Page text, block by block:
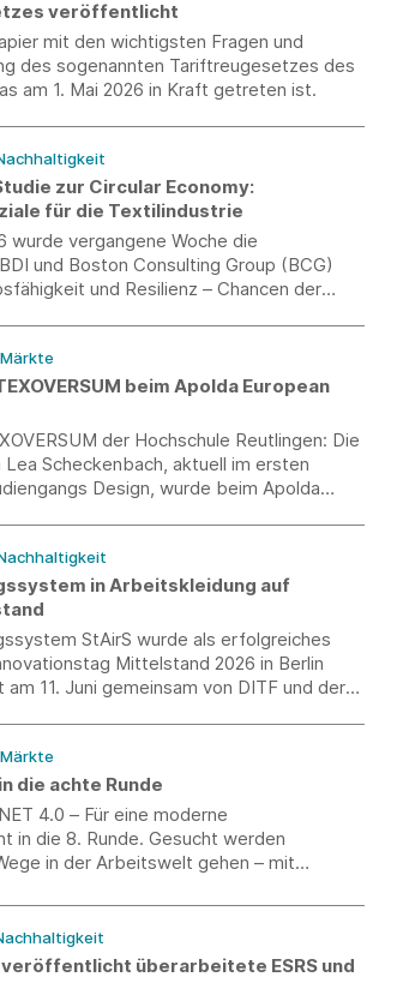
Grenzwerte.
veröffentlicht
mit den wichtigsten Fragen und
des sogenannten Tariftreugesetzes des
am 1. Mai 2026 in Kraft getreten ist.
zur Circular Economy:
für die Textilindustrie
wurde vergangene Woche die
und Boston Consulting Group (BCG)
und Resilienz – Chancen der
beim Apolda European
der Hochschule Reutlingen: Die
Scheckenbach, aktuell im ersten
Design, wurde beim Apolda
in Arbeitskleidung auf
StAirS wurde als erfolgreiches
Mittelstand 2026 in Berlin
11. Juni gemeinsam von DITF und der
die achte Runde
4.0 – Für eine moderne
in die 8. Runde. Gesucht werden
in der Arbeitswelt gehen – mit
veröffentlicht überarbeitete ESRS und